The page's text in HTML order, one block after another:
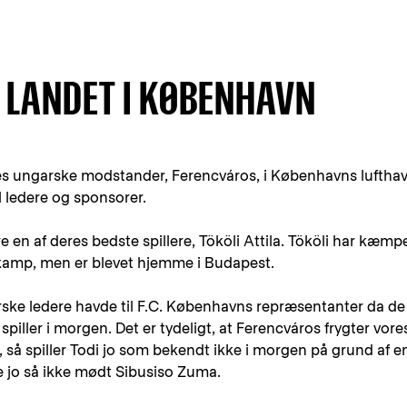
I KØBENHAVN
ungarske modstander, Ferencváros, i Københavns
ledere og sponsorer.
en af deres bedste spillere, Tököli Attila. Tököli har
men er blevet hjemme i Budapest.
ledere havde til F.C. Københavns repræsentanter da de
i morgen. Det er tydeligt, at Ferencváros frygter
spiller Todi jo som bekendt ikke i morgen på grund af
så ikke mødt Sibusiso Zuma.